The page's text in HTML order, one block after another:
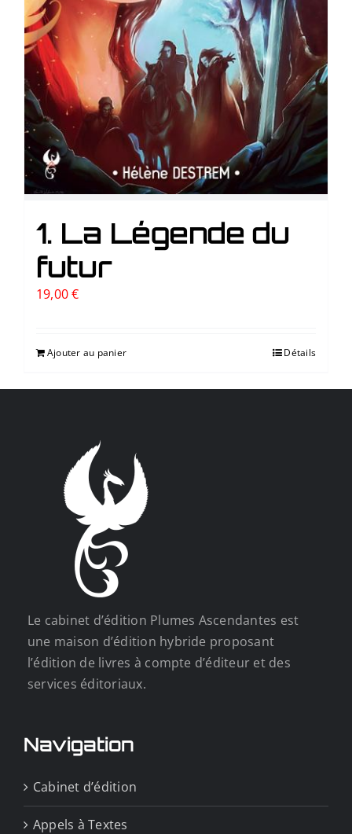
1. La Légende du
futur
19,00€
Ajouter au panier Détails
Le cabinet d’édition Plumes Ascendantes est
une maison d’édition hybride proposant
l’édition de livres à compte d’éditeur et des
services éditoriaux.
Navigation
Cabinet d’édition
Appels à Textes